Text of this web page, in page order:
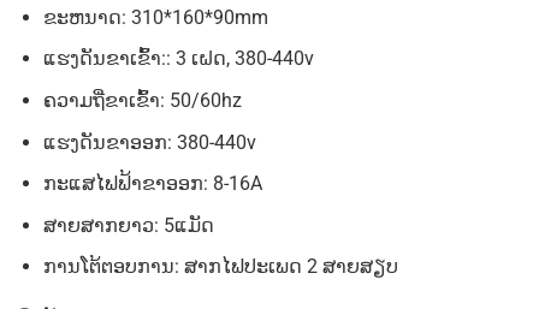
ຂະຫນາດ: 310*160*90mm
ແຮງດັນຂາເຂົ້າ:: 3 ເຝດ, 380-440v
ຄວາມຖີ່ຂາເຂົ້າ: 50/60hz
ແຮງດັນຂາອອກ: 380-440v
ກະແສໄຟຟ້າຂາອອກ: 8-16A
ສາຍສາກຍາວ: 5ແມັດ
ການໂຕ້ຕອບການ: ສາກໄຟປະເພດ 2 ສາຍສຽບ